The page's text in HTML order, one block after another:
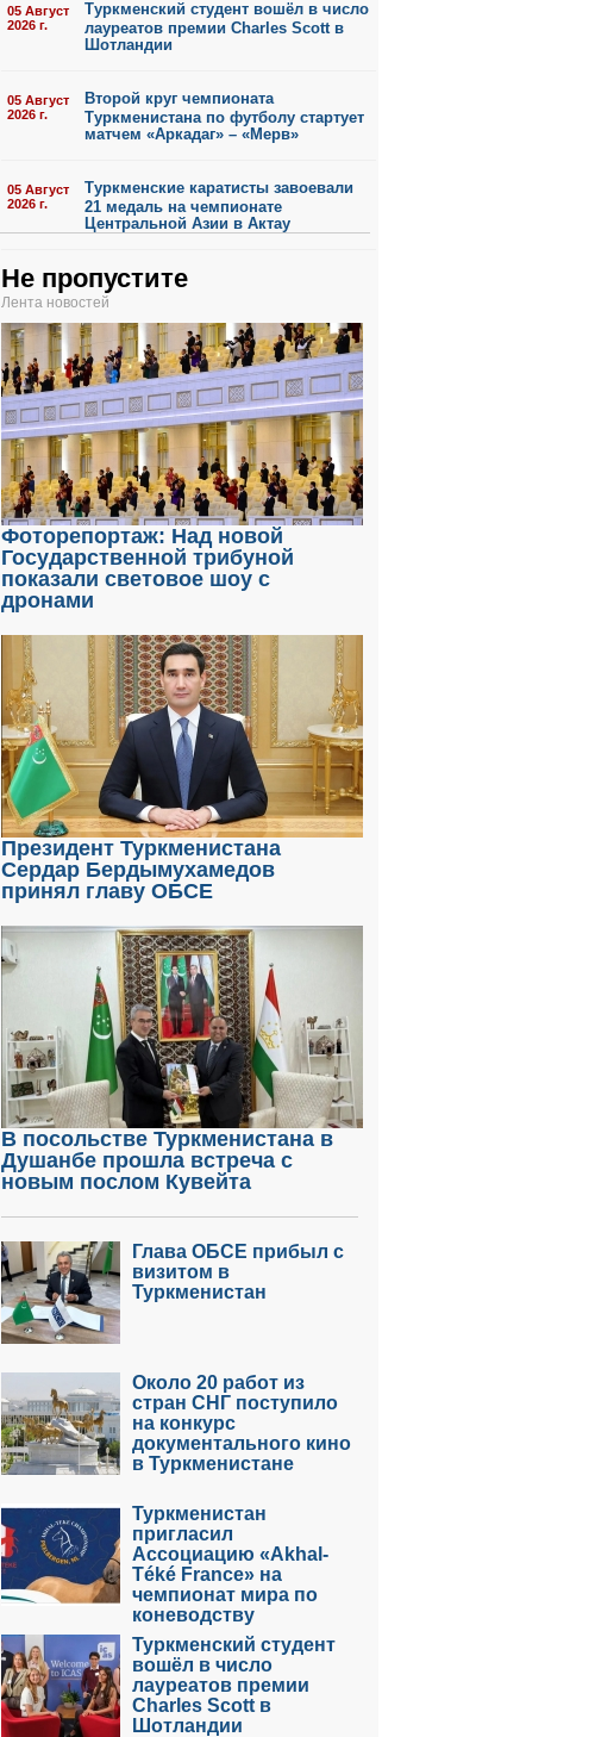
05 Август
2026 г.
Туркменский студент вошёл в число
лауреатов премии Charles Scott в
Шотландии
05 Август
2026 г.
Второй круг чемпионата
Туркменистана по футболу стартует
матчем «Аркадаг» – «Мерв»
05 Август
2026 г.
Туркменские каратисты завоевали
21 медаль на чемпионате
Центральной Азии в Актау
Не пропустите
Лента новостей
Фоторепортаж: Над новой
Государственной трибуной
показали световое шоу с
дронами
Президент Туркменистана
Сердар Бердымухамедов
принял главу ОБСЕ
В посольстве Туркменистана в
Душанбе прошла встреча с
новым послом Кувейта
Глава ОБСЕ прибыл с
визитом в
Туркменистан
Около 20 работ из
стран СНГ поступило
на конкурс
документального кино
в Туркменистане
Туркменистан
пригласил
Ассоциацию «Akhal-
Téké France» на
чемпионат мира по
коневодству
Туркменский студент
вошёл в число
лауреатов премии
Charles Scott в
Шотландии